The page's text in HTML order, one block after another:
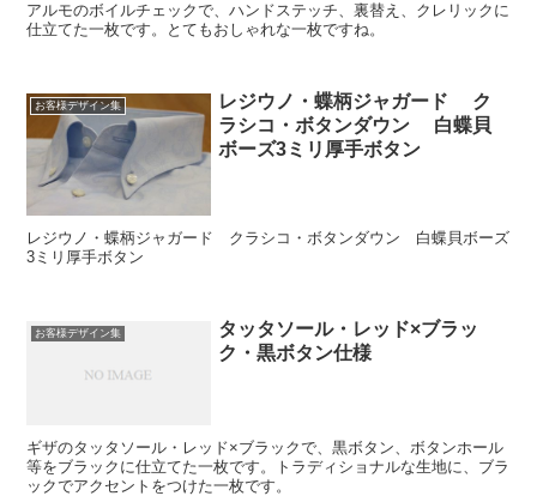
アルモのボイルチェックで、ハンドステッチ、裏替え、クレリックに
仕立てた一枚です。とてもおしゃれな一枚ですね。
お客様デザイン集
レジウノ・蝶柄ジャガード ク
ラシコ・ボタンダウン 白蝶貝
ボーズ3ミリ厚手ボタン
レジウノ・蝶柄ジャガード クラシコ・ボタンダウン 白蝶貝ボーズ
3ミリ厚手ボタン
お客様デザイン集
タッタソール・レッド×ブラッ
ク・黒ボタン仕様
ギザのタッタソール・レッド×ブラックで、黒ボタン、ボタンホール
等をブラックに仕立てた一枚です。トラディショナルな生地に、ブラ
ックでアクセントをつけた一枚です。